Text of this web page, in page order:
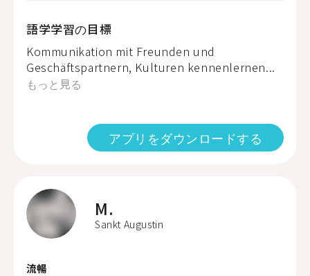
語学学習の目標
Kommunikation mit Freunden und
Geschäftspartnern, Kulturen kennenlernen...
もっと見る
アプリをダウンロードする
M.
Sankt Augustin
流暢